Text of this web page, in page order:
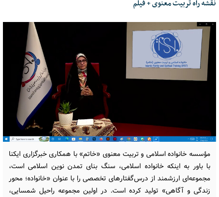
نقشه راه تربیت معنوی + فیلم
مؤسسه خانواده اسلامی و تربیت معنوی «خاتم» با همکاری خبرگزاری ایکنا
با باور به اینکه خانواده اسلامی، سنگ بنای تمدن نوین اسلامی است،
مجموعه‌ای ارزشمند از درس‌گفتارهای تخصصی را با عنوان «خانواده؛ محور
زندگی و آگاهی» تولید کرده است. در اولین مجموعه راحیل شمسایی،